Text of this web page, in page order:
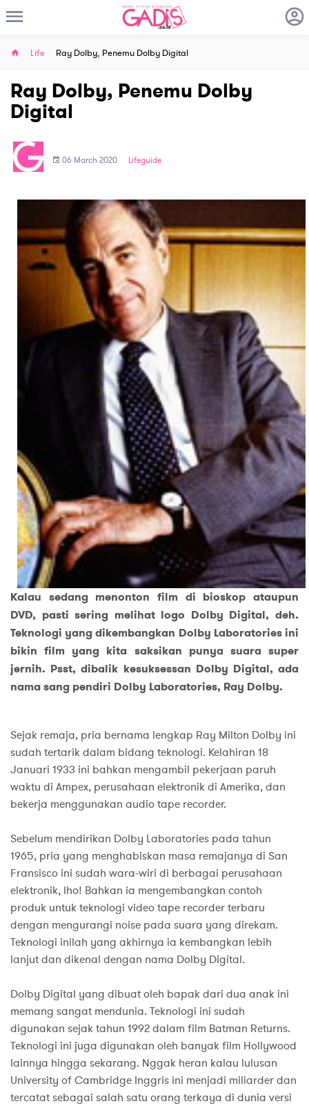
Life Ray Dolby, Penemu Dolby Digital
Ray Dolby, Penemu Dolby
Digital
06 March 2020 Lifeguide
Kalau sedang menonton film di bioskop ataupun
DVD, pasti sering melihat logo Dolby Digital, deh.
Teknologi yang dikembangkan Dolby Laboratories ini
bikin film yang kita saksikan punya suara super
jernih. Psst, dibalik kesuksessan Dolby Digital, ada
nama sang pendiri Dolby Laboratories, Ray Dolby.
Sejak remaja, pria bernama lengkap Ray Milton Dolby ini
sudah tertarik dalam bidang teknologi. Kelahiran 18
Januari 1933 ini bahkan mengambil pekerjaan paruh
waktu di Ampex, perusahaan elektronik di Amerika, dan
bekerja menggunakan audio tape recorder.
Sebelum mendirikan Dolby Laboratories pada tahun
1965, pria yang menghabiskan masa remajanya di San
Fransisco ini sudah wara-wiri di berbagai perusahaan
elektronik, lho! Bahkan ia mengembangkan contoh
produk untuk teknologi video tape recorder terbaru
dengan mengurangi noise pada suara yang direkam.
Teknologi inilah yang akhirnya ia kembangkan lebih
lanjut dan dikenal dengan nama Dolby Digital.
Dolby Digital yang dibuat oleh bapak dari dua anak ini
memang sangat mendunia. Teknologi ini sudah
digunakan sejak tahun 1992 dalam film Batman Returns.
Teknologi ini juga digunakan oleh banyak film Hollywood
lainnya hingga sekarang. Nggak heran kalau lulusan
University of Cambridge Inggris ini menjadi miliarder dan
tercatat sebagai salah satu orang terkaya di dunia versi